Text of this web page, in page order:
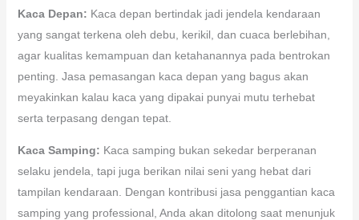
Kaca Depan: Kaca depan bertindak jadi jendela kendaraan
yang sangat terkena oleh debu, kerikil, dan cuaca berlebihan,
agar kualitas kemampuan dan ketahanannya pada bentrokan
penting. Jasa pemasangan kaca depan yang bagus akan
meyakinkan kalau kaca yang dipakai punyai mutu terhebat
serta terpasang dengan tepat.
Kaca Samping: Kaca samping bukan sekedar berperanan
selaku jendela, tapi juga berikan nilai seni yang hebat dari
tampilan kendaraan. Dengan kontribusi jasa penggantian kaca
samping yang professional, Anda akan ditolong saat menunjuk